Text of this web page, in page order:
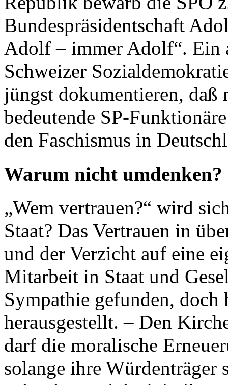
Bundespräsidentschaft
Adolf – immer Adolf“. Ein
Schweizer
jüngst dokumentieren, daß
bedeutende SP-
den Faschismus in
Warum nicht umdenken?
„Wem vertrauen?“ wird
Staat? Das Vertrauen in
und der Verzicht auf eine
Mitarbeit in Staat und
Sympathie gefunden, doch
herausgestellt. – Den
darf die moralische
solange ihre